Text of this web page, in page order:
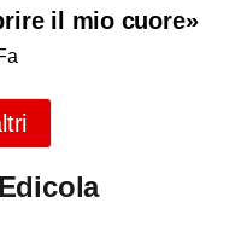
il mio cuore»